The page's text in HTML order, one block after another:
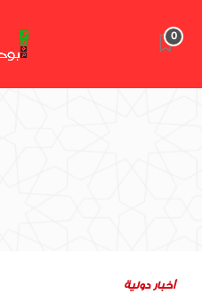
0
أخبار دولية